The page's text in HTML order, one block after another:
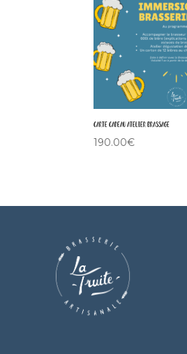
Carte Cadeau Atelier Brassage
190.00€